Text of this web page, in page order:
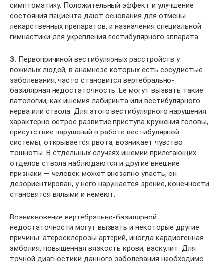
симптоматику. Положительный эффект и улучшение
состояния пациента дают основания для отмены
лекарственных препаратов, и назначения специальной
гимнастики для укрепления вестибулярного аппарата.
3. Первопричиной вестибулярных расстройств у
пожилых людей, в анамнезе которых есть сосудистые
заболевания, часто становится вертебрально-
базилярная недостаточность. Ее могут вызвать такие
патологии, как ишемия лабиринта или вестибулярного
нерва или ствола. Для этого вестибулярного нарушения
характерно острое развитие приступа кружения головы,
присутствие нарушений в работе вестибулярной
системы, открывается рвота, возникает чувство
тошноты. В отдельных случаях ишемии прилегающих
отделов ствола наблюдаются и другие внешние
признаки — человек может внезапно упасть, он
дезориентирован, у него нарушается зрение, конечности
становятся вялыми и немеют.
Возникновение вертебрально-базилярной
недостаточности могут вызвать и некоторые другие
причины: атеросклерозы артерий, иногда кардиогенная
эмболия, повышенная вязкость крови, васкулит. Для
точной диагностики данного заболевания необходимо